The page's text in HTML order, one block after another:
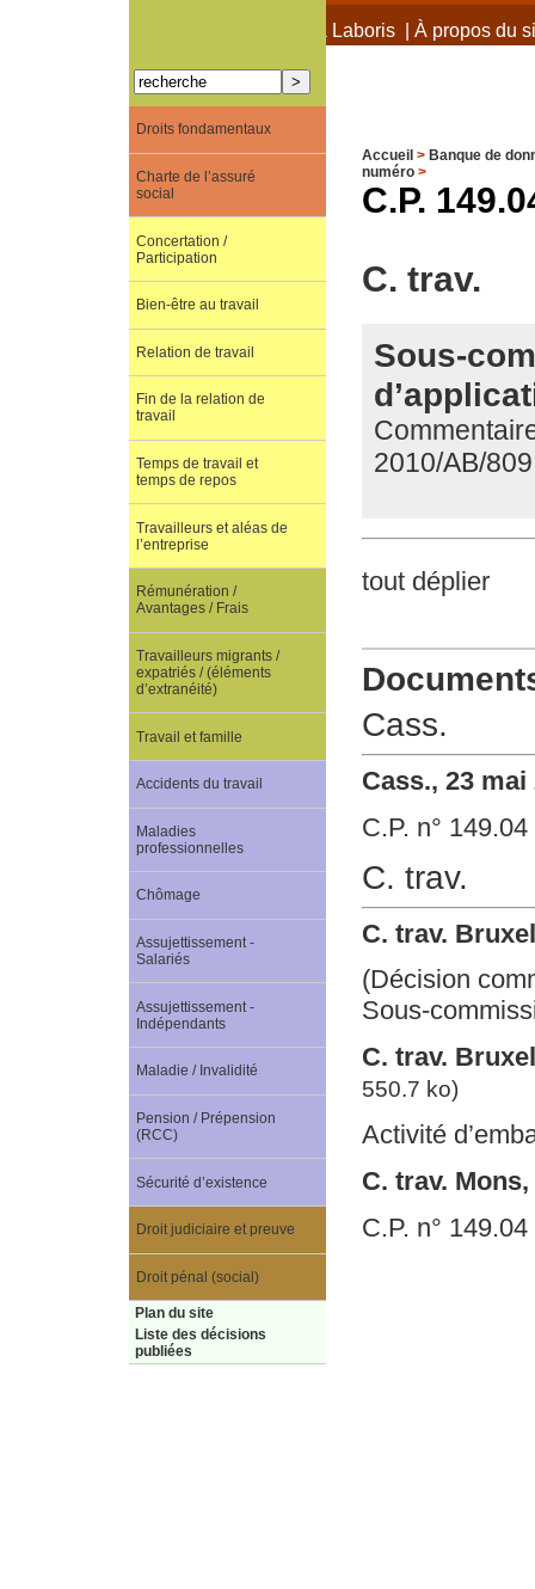
À propos de Terra Laboris| À propos du
Accueil > Banque de
numéro>
C.P.
C. trav.
Sous-
2010/AB/809
tout déplier
Cass.
Cass., 23 mai
C.P. n°
C. trav.
C. trav.
(Décision
Sous-
C. trav.
550.7 ko)
Activité
C. trav.
C.P. n° 149.04
Droits fondamentaux
Charte de l’assuré
social
Concertation /
Participation
Bien-être au travail
Relation de travail
Fin de la relation de
travail
Temps de travail et
temps de repos
Travailleurs et aléas de
l’entreprise
Rémunération /
Avantages / Frais
Travailleurs migrants /
expatriés / (éléments
d’extranéité)
Travail et famille
Accidents du travail
Maladies
professionnelles
Chômage
Assujettissement -
Salariés
Assujettissement -
Indépendants
Maladie / Invalidité
Pension / Prépension
(RCC)
Sécurité d’existence
Droit judiciaire et preuve
Droit pénal (social)
Plan du site
Liste des décisions
publiées